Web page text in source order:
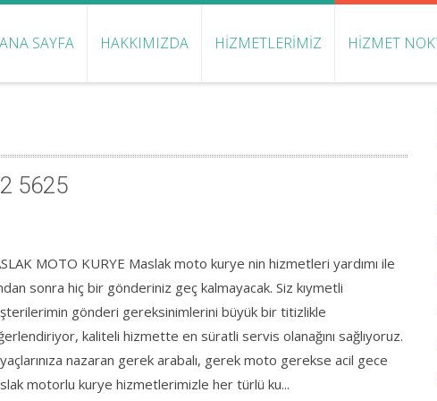
ANA SAYFA HAKKIMIZDA HIZMETLERIMIZ HIZMET
5625
MOTO KURYE Maslak moto kurye nin hizmetleri yardımı ile
sonra hiç bir gönderiniz geç kalmayacak. Siz kıymetli
gönderi gereksinimlerini büyük bir titizlikle
kaliteli hizmette en süratli servis olanağını sağlıyoruz.
nazaran gerek arabalı, gerek moto gerekse acil gece
motorlu kurye hizmetlerimizle her türlü ku...